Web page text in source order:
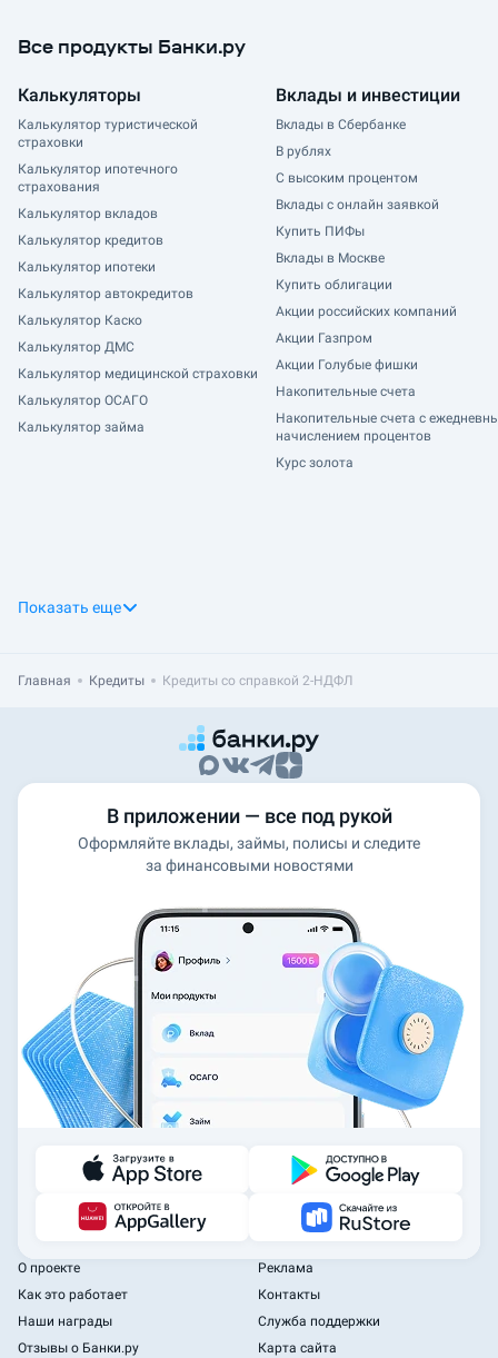
Все продукты Банки.ру
Калькуляторы
Калькулятор туристической
страховки
Калькулятор ипотечного
страхования
Калькулятор вкладов
Калькулятор кредитов
Калькулятор ипотеки
Калькулятор автокредитов
Калькулятор Каско
Калькулятор ДМС
Калькулятор медицинской страховки
Калькулятор ОСАГО
Калькулятор займа
Вклады и инвестиции
Вклады в Сбербанке
В рублях
С высоким процентом
Вклады с онлайн заявкой
Купить ПИФы
Вклады в Москве
Купить облигации
Акции российских компаний
Акции Газпром
Акции Голубые фишки
Накопительные счета
Накопительные счета с
начислением процентов
Курс золота
Показать еще
Главная Кредиты Кредиты со справкой 2-НДФЛ
В приложении — все под рукой
Оформляйте вклады, займы, полисы и следите
за финансовыми новостями
О проекте
Как это работает
Наши награды
Отзывы о Банки.ру
Реклама
Контакты
Служба поддержки
Карта сайта